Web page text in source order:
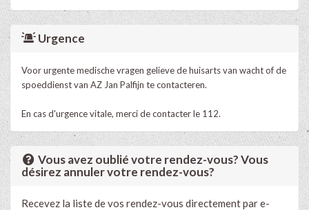
Urgence
Voor urgente medische vragen gelieve de huisarts van wacht of de
spoeddienst van AZ Jan Palfijn te contacteren.
En cas d'urgence vitale, merci de contacter le 112.
Vous avez oublié votre rendez-vous? Vous
désirez annuler votre rendez-vous?
Recevez la liste de vos rendez-vous directement par e-